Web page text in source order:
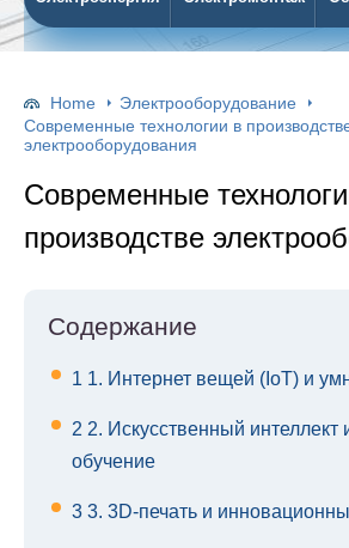
Home
Электрооборудование
Современные технологии в
электрооборудования
Современные
производстве
Содержание
1 1. Интернет вещей (IoT) и
2 2. Искусственный
обучение
3 3. 3D-печать и